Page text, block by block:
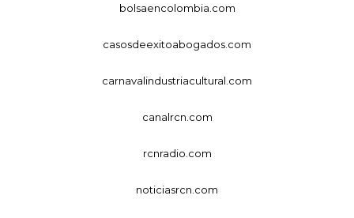
bolsaencolombia.com
casosdeexitoabogados.com
carnavalindustriacultural.com
canalrcn.com
rcnradio.com
noticiasrcn.com